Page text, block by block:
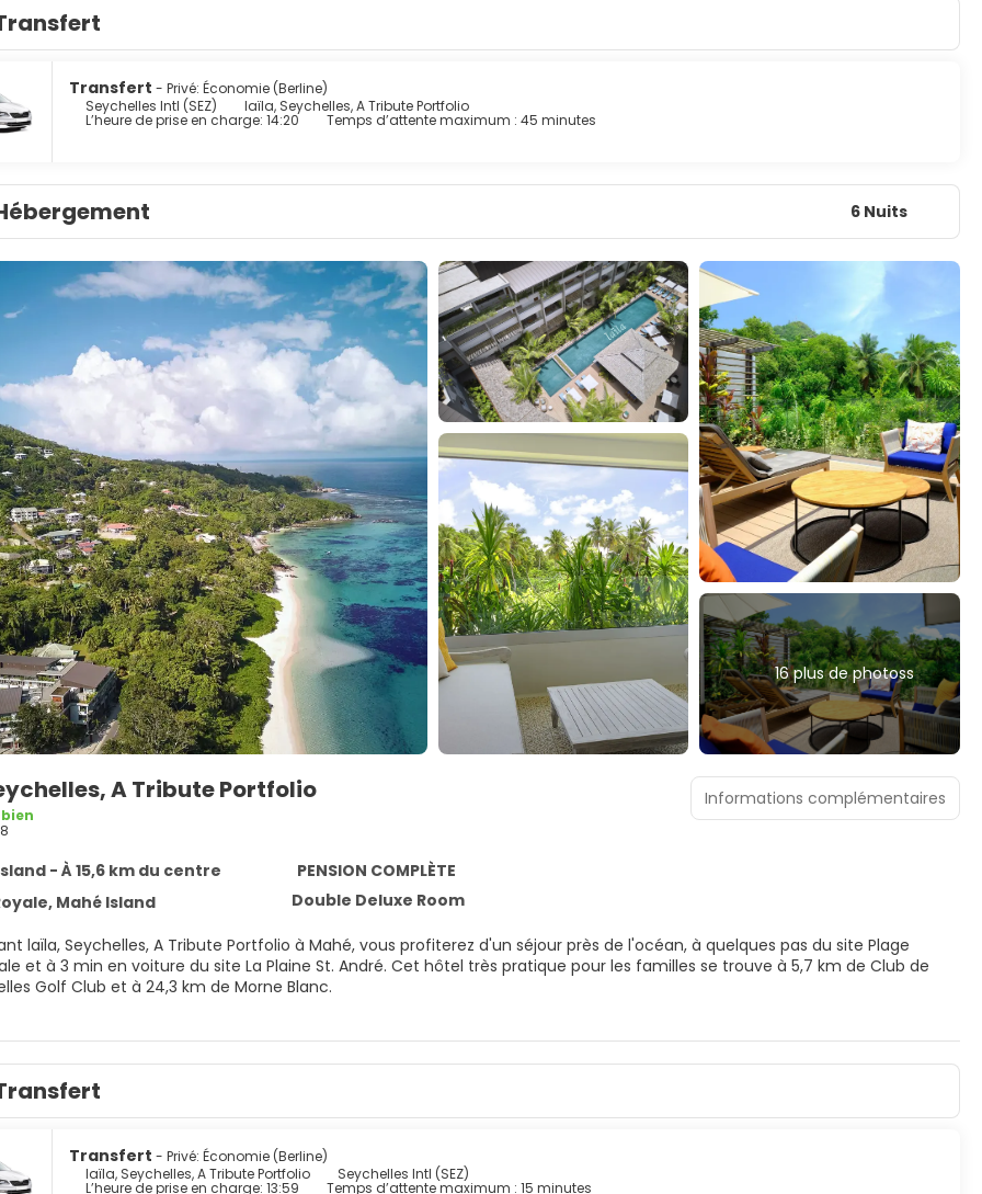
Transfert - Privé: Économie (Berline)
Seychelles Intl (SEZ)
laïla, Seychelles, A Tribute Portfolio
L’heure de prise en charge: 14:20 Temps d’attente maximum : 45 minutes
6 Nuits
16 plus de photoss
A Tribute Portfolio
- À 15,6 km du centre
PENSION COMPLÈTE
Mahé Island
Double Deluxe Room
laïla, Seychelles, A Tribute Portfolio à Mahé, vous profiterez d'un séjour près de l'océan, à quelques pas du site Plage
en voiture du site La Plaine St. André. Cet hôtel très pratique pour les familles se trouve à 5,7 km de Club de
Golf Club et à 24,3 km de Morne Blanc.
un service de conciergerie et une salle de jeux vidéo.
personnalisée, les 84 chambres de l'hébergement vous invitent à la détente et comprennent un minibar et une
câble assurent votre divertissement. Les salles de bain comprennent un bidet et un sèche-cheveux. Les équipements et
par l'hébergement comprennent un téléphone, mais aussi un coffre-fort et un bureau.
Informations complémentaires
Transfert - Privé: Économie (Berline)
laïla, Seychelles, A Tribute Portfolio
Seychelles Intl (SEZ)
L’heure de prise en charge: 13:59 Temps d’attente maximum : 15 minutes